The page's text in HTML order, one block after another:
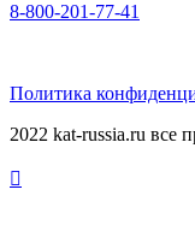
8-800-201-77-41
Политика
2022 kat-russia.ru все